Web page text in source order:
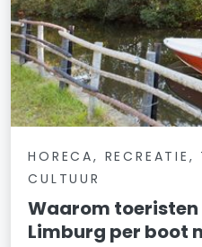
HORECA, RECREATIE,
CULTUUR
Waarom
Limburg per boot